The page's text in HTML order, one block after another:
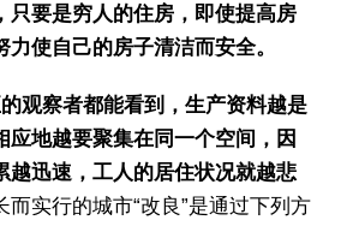
只要是穷人的住房，即使提高房
使自己的房子清洁而安全。
观察者都能看到，生产资料越是
应地越要聚集在同一个空间，因
越迅速，工人的居住状况就越悲
而实行的城市“改良”是通过下列方